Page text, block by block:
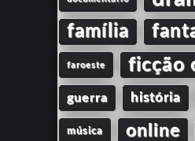
família
faroeste ficção
guerra história
música online